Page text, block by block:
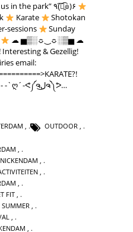
“In Summer you can find us in the park” ٩(͡๏̯͡๏)۶
Karate
Shotokan
sessions
Sunday
☁ ▅▒░☼‿☼░▒▅ ☁
Interesting & Gezellig!
email:
Yes: Just do it! -`ღ´- -`ღ´- -`ღ´-ᕙ༼ຈل͜ຈ༽ᕗ…
, OUTDOOR ,
FIT
,